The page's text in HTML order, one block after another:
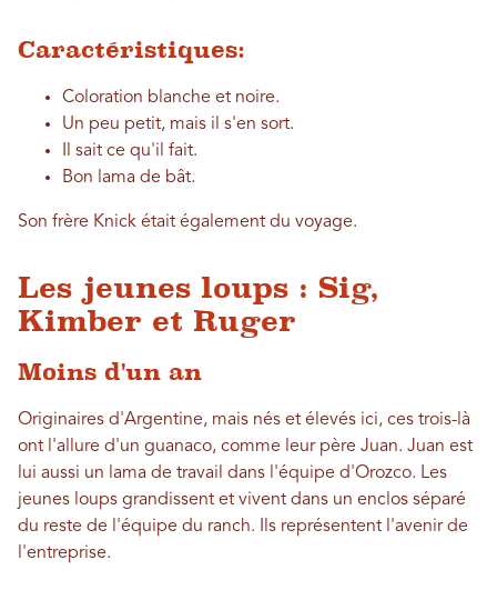
Caractéristiques:
Coloration blanche et noire.
Un peu petit, mais il s'en sort.
Il sait ce qu'il fait.
Bon lama de bât.
Son frère Knick était également du voyage.
Les jeunes loups : Sig,
Kimber et Ruger
Moins d'un an
Originaires d'Argentine, mais nés et élevés ici, ces trois-là
ont l'allure d'un guanaco, comme leur père Juan. Juan est
lui aussi un lama de travail dans l'équipe d'Orozco. Les
jeunes loups grandissent et vivent dans un enclos séparé
du reste de l'équipe du ranch. Ils représentent l'avenir de
l'entreprise.